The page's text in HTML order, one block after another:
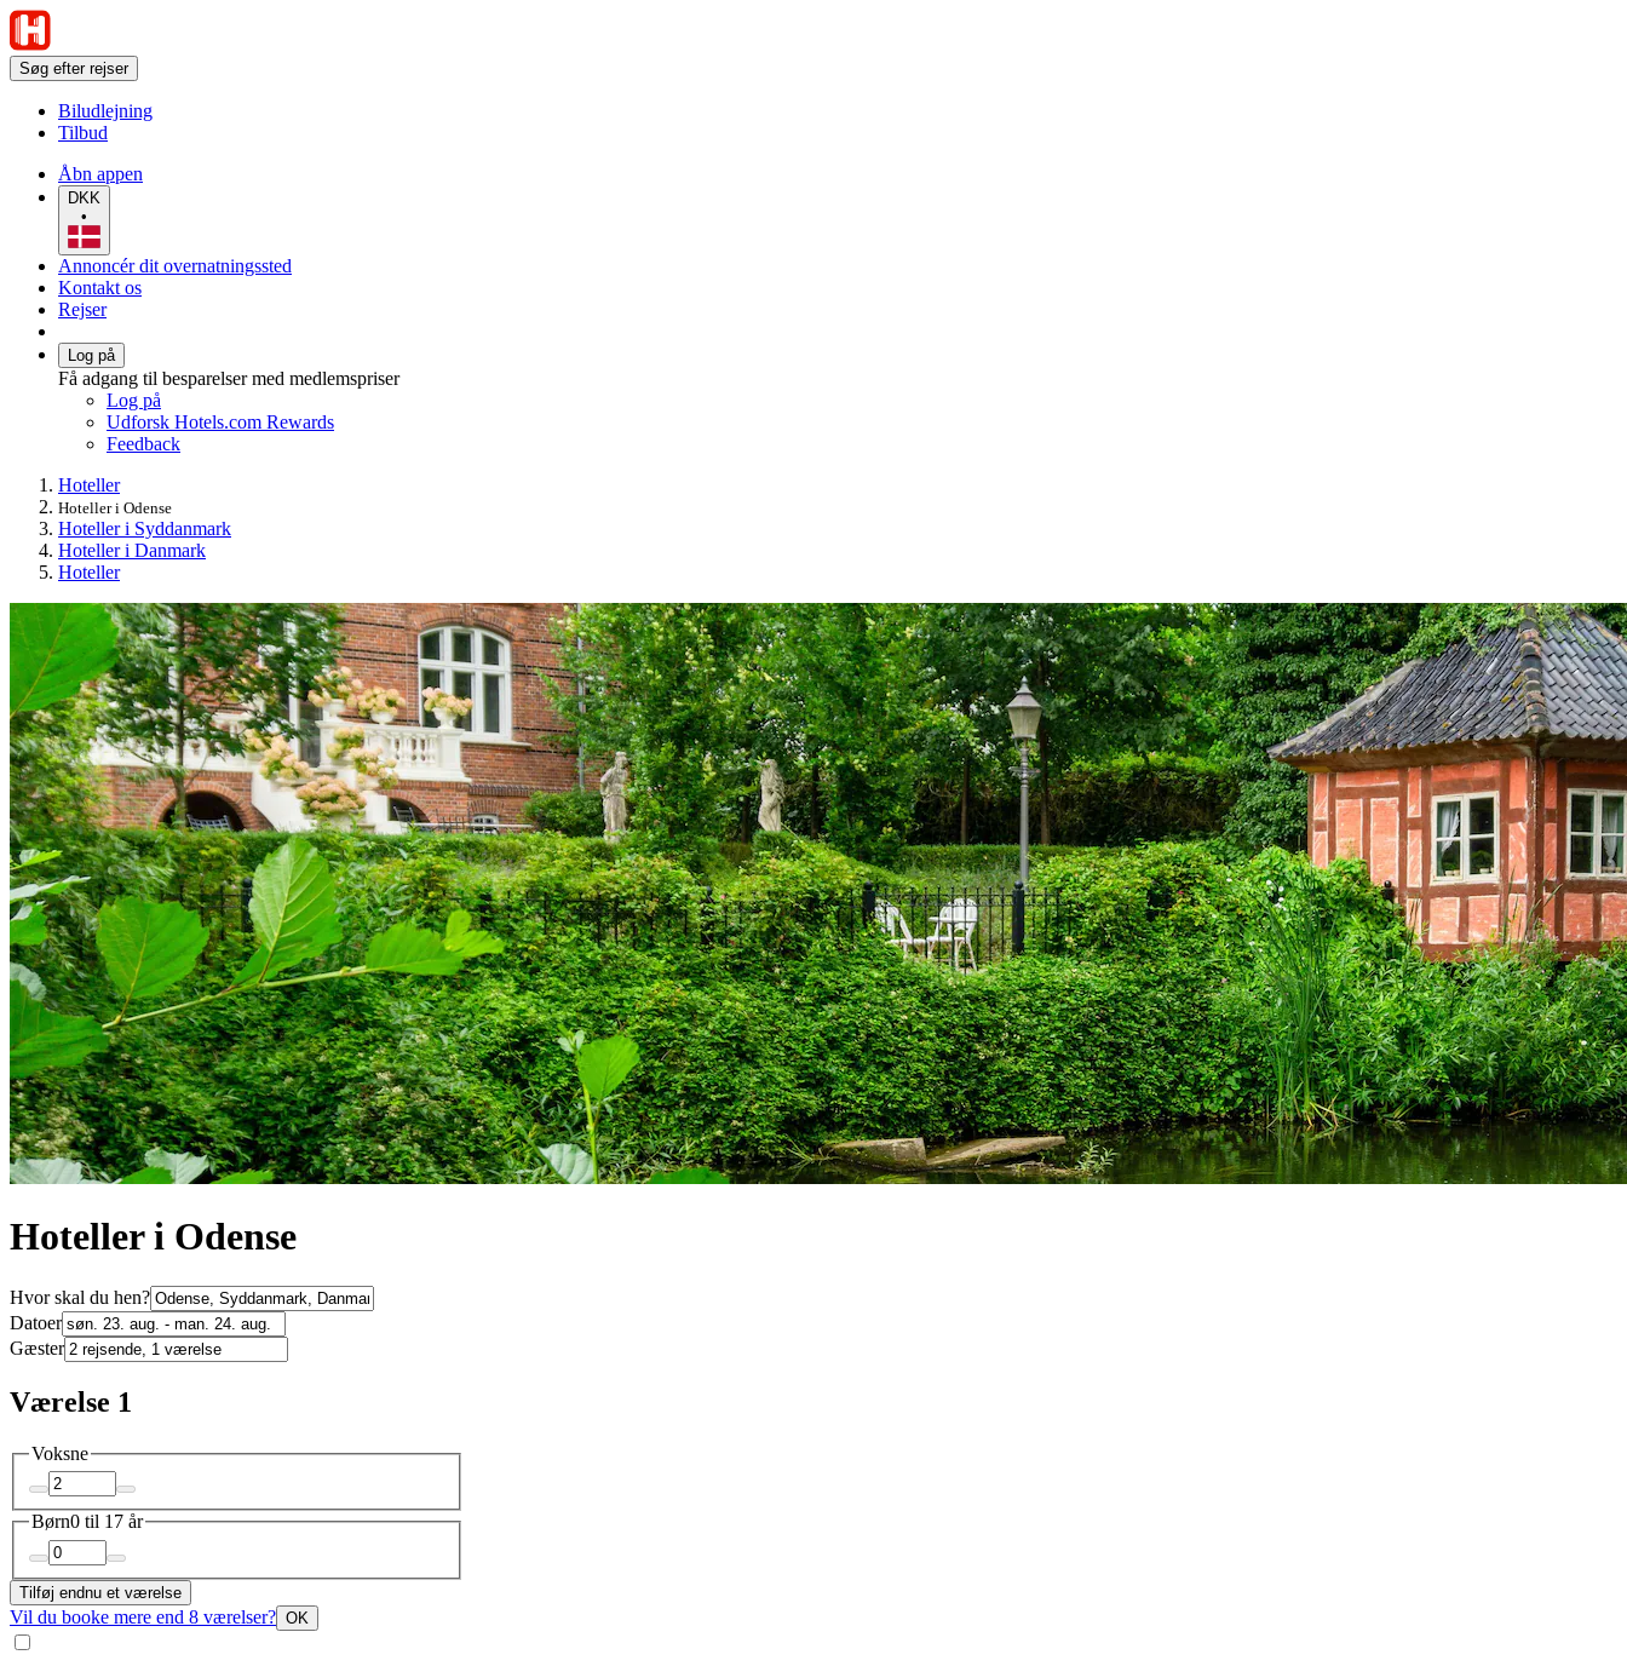
Søg efter rejser
Biludlejning
Tilbud
Åbn appen
DKK
•
Annoncér dit overnatningssted
Kontakt os
Rejser
Log på
Få adgang til besparelser med medlemspriser
Log på
Udforsk Hotels.com Rewards
Feedback
Hoteller
Hoteller i Odense
Hoteller i Syddanmark
Hoteller i Danmark
Hoteller
Hoteller i Odense
Hvor skal du hen?
Datoer
Gæster
Værelse 1
Voksne
Børn0 til 17 år
Tilføj endnu et værelse
Vil du booke mere end 8 værelser? OK